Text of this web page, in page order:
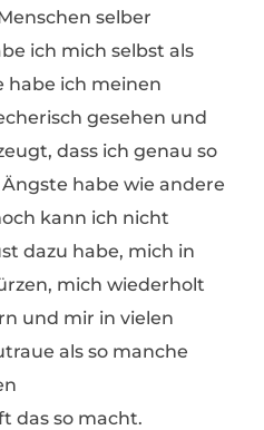
selber
ich mich selbst als
ich meinen
gesehen und
dass ich genau so
habe wie andere
kann ich nicht
dazu habe, mich in
mich wiederholt
und mir in vielen
als so manche
das so macht.